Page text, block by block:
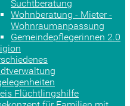
Suchtberatung
Wohnberatung - Mieter -
Wohnraumanpassung
Gemeindepflegerinnen 2.0
Flüchtlingshilfe